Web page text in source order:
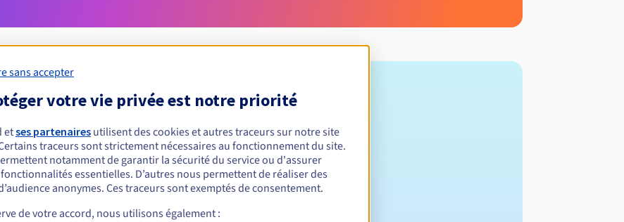
Conditions d'éligibilité
.gsm.pl ?
physiques ou morales, sans restriction géographique.
Règles de gestion et notifications
sans accepter
votre vie privée est notre priorité
etses partenaires utilisent des cookies et autres traceurs sur notre site
traceurs sont strictement nécessaires au fonctionnement du site.
notamment de garantir la sécurité du service ou d'assurer
essentielles. D’autres nous permettent de réaliser des
anonymes. Ces traceurs sont exemptés de consentement.
de votre accord, nous utilisons également :